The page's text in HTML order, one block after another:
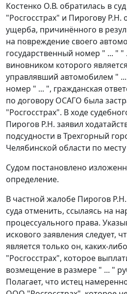
Костенко О.В. обратилась в
"Росгосстрах" и Пирогову
ущерба, причинённого в
на повреждение своего
государственный номер " ... " "
виновником которого
управлявший автомобилем "
номер " ... ", гражданская
по договору ОСАГО была
"Росгосстрах". В ходе
Пирогов Р.Н. заявил
подсудности в Трехгорный
Челябинской области по
Судом постановлено
определение.
В частной жалобе Пирогов
суда отменить, ссылаясь на
процессуального права.
искового заявления следует,
является только он, каких-
"Росгосстрах", которое
возмещение в размере " ... "
Полагает, что истец